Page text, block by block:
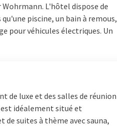
L'hôtel dispose de
piscine, un bain à remous,
pour véhicules électriques. Un
de luxe et des salles de réunion
idéalement situé et
suites à thème avec sauna,